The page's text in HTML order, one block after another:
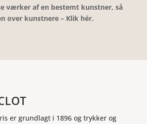
værker af en bestemt kunstner, så
over kunstnere – Klik hér.
er grundlagt i 1896 og trykker og